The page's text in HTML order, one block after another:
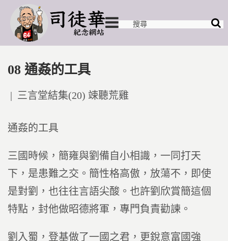
08 通姦的工具
Posted
三言堂結集(20) 竦聽荒雞
通姦的工具
三國時候，簡雍與劉備自小相識，一同打天
下，是患難之交。簡性格高傲，放蕩不，即使
是對劉，也往往言語尖酸。也許劉欣賞簡這個
特點，封他做昭德將軍，專門負責勸諫。
劉入蜀，登基做了一國之君，更銳意富國強